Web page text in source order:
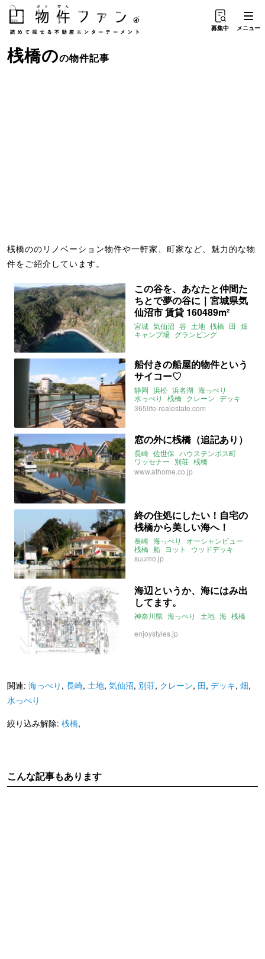
募集中 メニュー
桟橋のの物件記事
桟橋ののリノベーション物件や一軒家、町家など、魅力的な物
件をご紹介しています。
この谷を、あなたと仲間た
ちとで夢の谷に｜宮城県気
仙沼市 賃貸 160489m²
宮城 気仙沼 谷 土地 桟橋 田 畑
キャンプ場 グランピング
船付きの船屋的物件という
サイコー♡
静岡 浜松 浜名湖 海っぺり
水っぺり
桟橋 クレーン デッキ
船付き 船屋
365life-realestate.com
窓の外に桟橋（追記あり）
長崎 佐世保 ハウステンボス町
ワッセナー 別荘 桟橋
ハウステンボス
www.athome.co.jp
終の住処にしたい！自宅の
桟橋から美しい海へ！
長崎 海っぺり
オーシャンビュー
桟橋 船 ヨット
ウッドデッキ
suumo.jp
海辺というか、海にはみ出
してます。
神奈川県 海っぺり 土地 海 桟橋
enjoystyles.jp
関連: 海っぺり , 長崎, 土地, 気仙沼, 別荘, クレーン, 田, デッキ, 畑,
水っぺり
絞り込み解除: 桟橋,
こんな記事もあります